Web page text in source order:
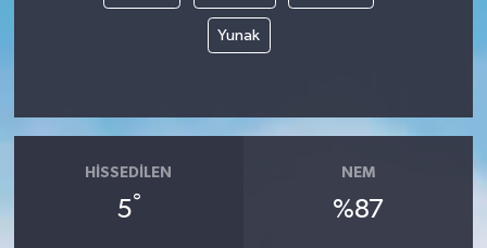
Yunak
HISSEDILEN
5°
NEM
%87